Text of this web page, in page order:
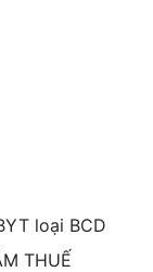
loại BCD
THUẾ